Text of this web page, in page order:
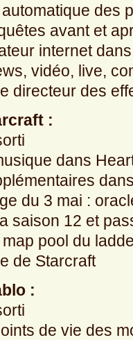
des
avant et
internet
vidéo, live,
directeur des
:
dans
du 3 mai :
saison 12 et
pool du
de Starcraft
:
de vie des